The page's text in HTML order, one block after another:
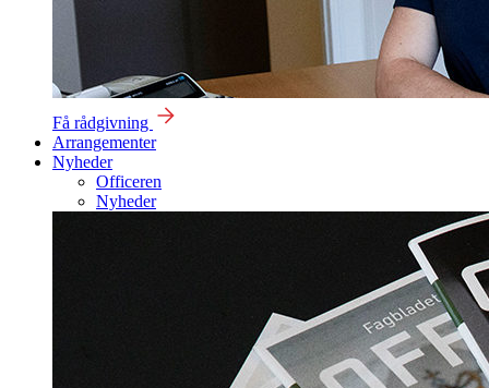
Få rådgivning
Arrangementer
Nyheder
Officeren
Nyheder